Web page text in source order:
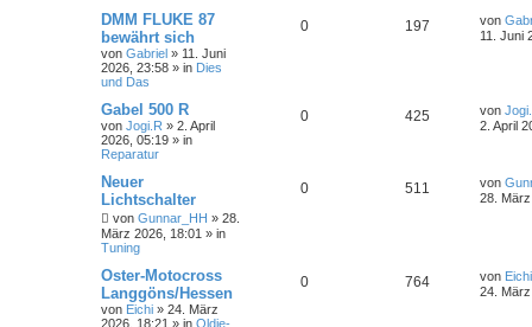
DMM FLUKE 87
bewährt sich
von Gabriel » 11. Juni
2026, 23:58 » in Dies
und Das
0 197 von
11. Juni
Gabel 500 R
von Jogi.R » 2. April
2026, 05:19 » in
Reparatur
0 425 von
2. April
Neuer
Lichtschalter
von Gunnar_HH » 28.
März 2026, 18:01 » in
Tuning
0 511 von
28.
Oster-Motocross
Langgöns/Hessen
von Eichi » 24. März
2026, 18:21 » in Oldie-
0 764 von Eichi
24.